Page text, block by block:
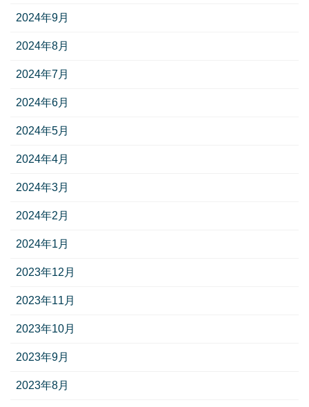
2024年9月
2024年8月
2024年7月
2024年6月
2024年5月
2024年4月
2024年3月
2024年2月
2024年1月
2023年12月
2023年11月
2023年10月
2023年9月
2023年8月